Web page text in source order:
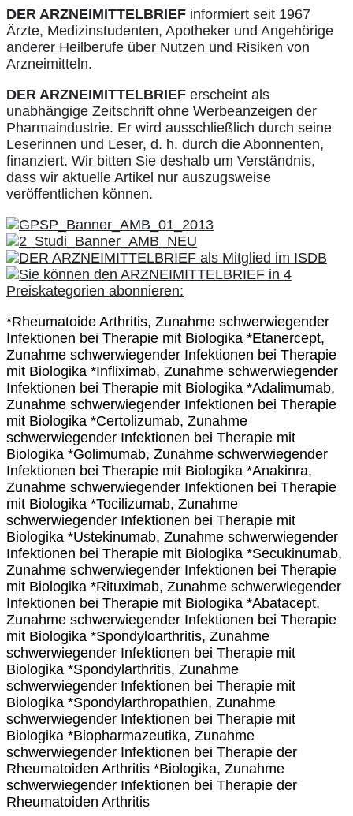
DER ARZNEIMITTELBRIEF informiert seit 1967
Ärzte, Medizinstudenten, Apotheker und Angehörige
anderer Heilberufe über Nutzen und Risiken von
Arzneimitteln.
DER ARZNEIMITTELBRIEF erscheint als
unabhängige Zeitschrift ohne Werbeanzeigen der
Pharmaindustrie. Er wird ausschließlich durch seine
Leserinnen und Leser, d. h. durch die Abonnenten,
finanziert. Wir bitten Sie deshalb um Verständnis,
dass wir aktuelle Artikel nur auszugsweise
veröffentlichen können.
*Rheumatoide Arthritis, Zunahme schwerwiegender
Infektionen bei Therapie mit Biologika *Etanercept,
Zunahme schwerwiegender Infektionen bei Therapie
mit Biologika *Infliximab, Zunahme schwerwiegender
Infektionen bei Therapie mit Biologika *Adalimumab,
Zunahme schwerwiegender Infektionen bei Therapie
mit Biologika *Certolizumab, Zunahme
schwerwiegender Infektionen bei Therapie mit
Biologika *Golimumab, Zunahme schwerwiegender
Infektionen bei Therapie mit Biologika *Anakinra,
Zunahme schwerwiegender Infektionen bei Therapie
mit Biologika *Tocilizumab, Zunahme
schwerwiegender Infektionen bei Therapie mit
Biologika *Ustekinumab, Zunahme schwerwiegender
Infektionen bei Therapie mit Biologika *Secukinumab,
Zunahme schwerwiegender Infektionen bei Therapie
mit Biologika *Rituximab, Zunahme schwerwiegender
Infektionen bei Therapie mit Biologika *Abatacept,
Zunahme schwerwiegender Infektionen bei Therapie
mit Biologika *Spondyloarthritis, Zunahme
schwerwiegender Infektionen bei Therapie mit
Biologika *Spondylarthritis, Zunahme
schwerwiegender Infektionen bei Therapie mit
Biologika *Spondylarthropathien, Zunahme
schwerwiegender Infektionen bei Therapie mit
Biologika *Biopharmazeutika, Zunahme
schwerwiegender Infektionen bei Therapie der
Rheumatoiden Arthritis *Biologika, Zunahme
schwerwiegender Infektionen bei Therapie der
Rheumatoiden Arthritis